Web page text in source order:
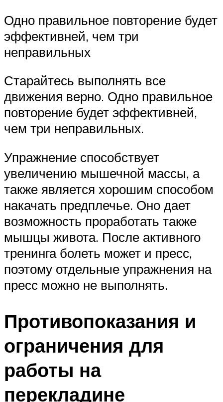
Одно правильное повторение будет
эффективней, чем три
неправильных
Старайтесь выполнять все
движения верно. Одно правильное
повторение будет эффективней,
чем три неправильных.
Упражнение способствует
увеличению мышечной массы, а
также является хорошим способом
накачать предплечье. Оно дает
возможность проработать также
мышцы живота. После активного
тренинга болеть может и пресс,
поэтому отдельные упражнения на
пресс можно не выполнять.
Противопоказания и
ограничения для
работы на
перекладине